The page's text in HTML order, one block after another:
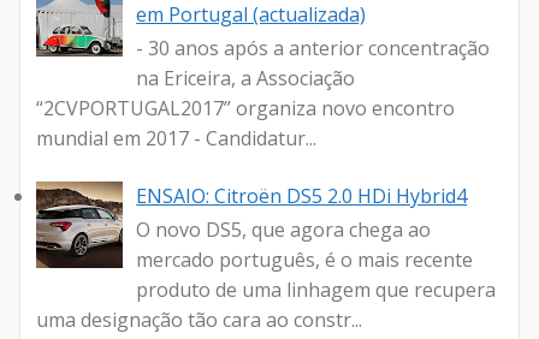
em Portugal (actualizada)
- 30 anos após a anterior concentração
na Ericeira, a Associação
“2CVPORTUGAL2017” organiza novo encontro
mundial em 2017 - Candidatur...
ENSAIO: Citroën DS5 2.0 HDi Hybrid4
O novo DS5, que agora chega ao
mercado português, é o mais recente
produto de uma linhagem que recupera
uma designação tão cara ao constr...